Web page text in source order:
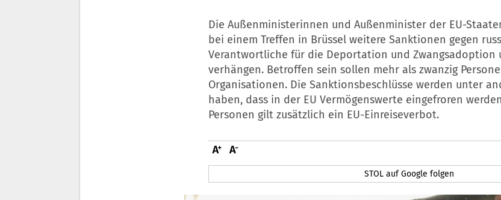
Die Außenministerinnen und Außenminister der EU-
bei einem Treffen in Brüssel weitere Sanktionen gegen
Verantwortliche für die Deportation und Zwangsadoption
verhängen. Betroffen sein sollen mehr als zwanzig
Organisationen. Die Sanktionsbeschlüsse werden unter
haben, dass in der EU Vermögenswerte eingefroren
Personen gilt zusätzlich ein EU-Einreiseverbot.
STOL auf Google folgen